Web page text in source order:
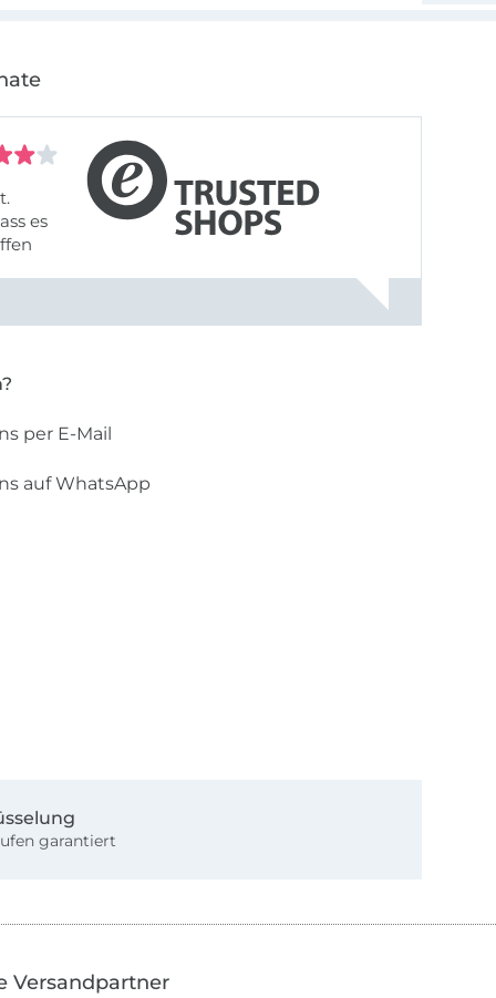
es
per E-Mail
auf WhatsApp
garantiert
Versandpartner